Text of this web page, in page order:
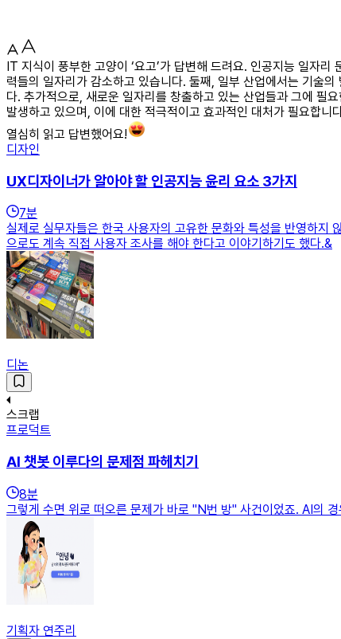
IT 지식이 풍부한 고양이 ‘요고’가 답변해 드려요. 인공지능 일자
력들의 일자리가 감소하고 있습니다. 둘째, 일부 산업에서는 기술
다. 추가적으로, 새로운 일자리를 창출하고 있는 산업들과 그에 필
발생하고 있으며, 이에 대한 적극적이고 효과적인 대처가 필요합니
열심히 읽고 답변했어요!
디자인
UX디자이너가 알아야 할 인공지능 윤리 요소 3가지
7분
실제로 실무자들은 한국 사용자의 고유한 문화와 특성을 반영하지
으로도 계속 직접 사용자 조사를 해야 한다고 이야기하기도 했다.&
디논
스크랩
프로덕트
AI 챗봇 이루다의 문제점 파헤치기
8분
그렇게 수면 위로 떠오른 문제가 바로 "N번 방" 사건이었죠. AI의
기획자 연주리